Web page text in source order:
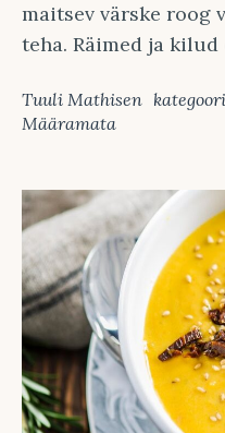
maitsev värske roog
teha. Räimed ja kilud
Tuuli Mathisen
Määramata